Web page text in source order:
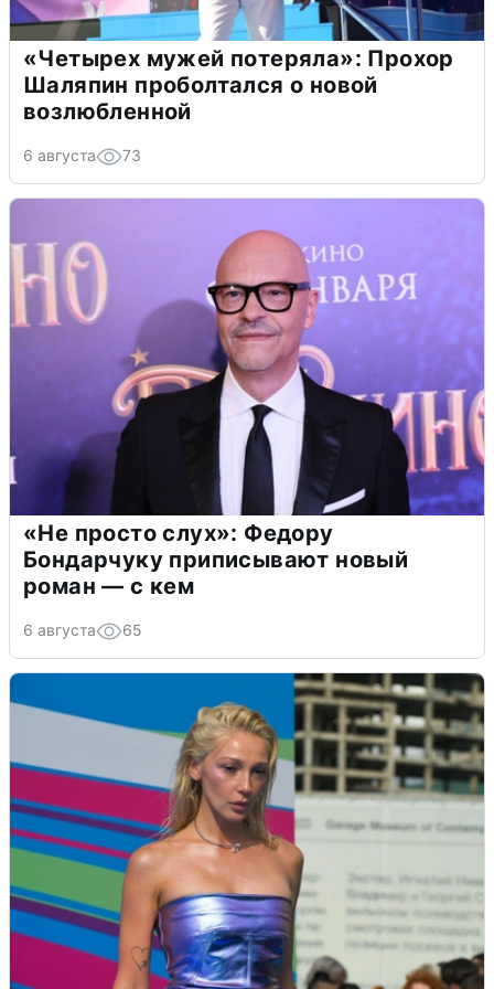
«Четырех мужей потеряла»: Прохор
Шаляпин проболтался о новой
возлюбленной
6 августа 73
«Не просто слух»: Федору
Бондарчуку приписывают новый
роман — с кем
6 августа 65